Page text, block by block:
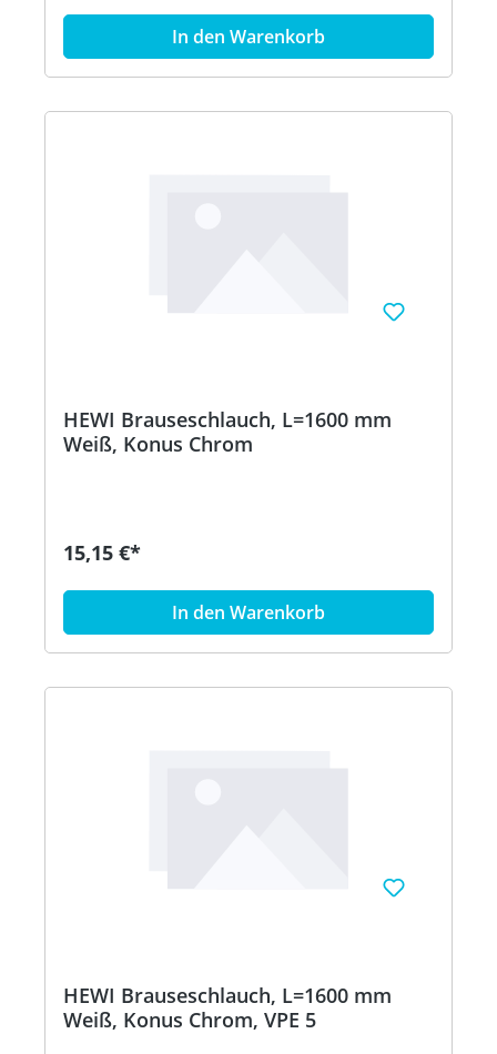
In den Warenkorb
HEWI Brauseschlauch, L=1600 mm
Weiß, Konus Chrom
15,15 €*
In den Warenkorb
HEWI Brauseschlauch, L=1600 mm
Weiß, Konus Chrom, VPE 5